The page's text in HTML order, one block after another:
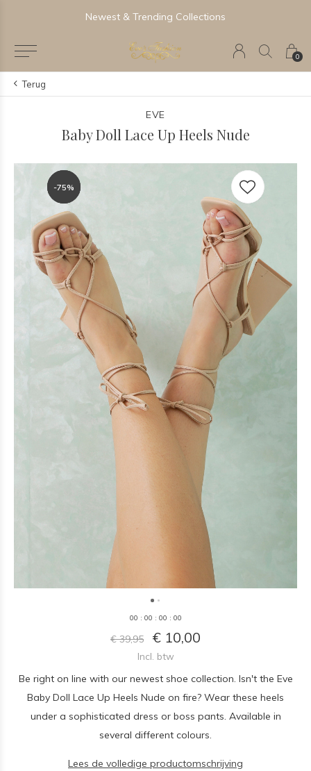
0
Newest & Trending Collections
Terug
EVE
Baby Doll Lace Up Heels Nude
-75%
-75%
-75%
00 : 00 : 00 : 00
€ 39,95 € 10,00
Incl. btw
Be right on line with our newest shoe collection. Isn't the Eve
Baby Doll Lace Up Heels Nude on fire? Wear these heels
under a sophisticated dress or boss pants. Available in
several different colours.
Lees de volledige productomschrijving